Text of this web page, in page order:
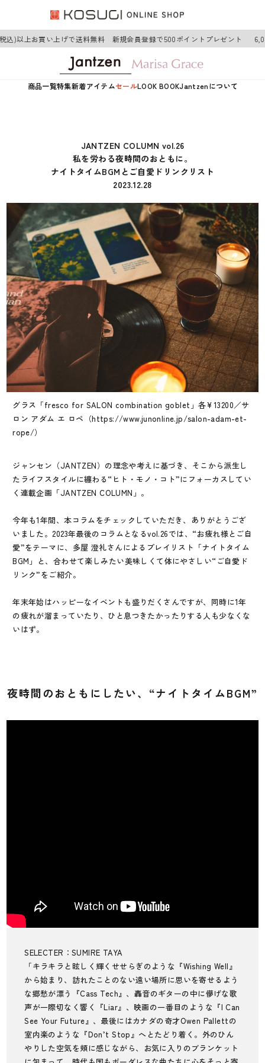
上お買い上げで送料無料 新規会員登録で500ポイントプレゼント 6,000
商品一覧特集新着アイテムセールLOOK BOOKJantzenについて
JANTZEN COLUMN vol.26
私を労わる夜時間のおともに。
ナイトタイムBGMとご自愛ドリンクリスト
2023.12.28
グラス「fresco for SALON combination goblet」各¥13200／サ
ロン アダム エ ロペ（https://www.junonline.jp/salon-adam-et-
rope/）
ジャンセン（JANTZEN）の理念や考えに基づき、そこから派生し
たライフスタイルに纏わる“ヒト・モノ・コト”にフォーカスしてい
く連載企画「JANTZEN COLUMN」。
今年も1年間、本コラムをチェックしていただき、ありがとうござ
いました。2023年最後のコラムとなるvol.26では、“お疲れ様とご自
愛”をテーマに、多屋 澄礼さんによるプレイリスト「ナイトタイム
BGM」と、合わせて楽しみたい美味しくて体にやさしい“ご自愛ド
リンク”をご紹介。
年末年始はハッピーなイベントも盛りだくさんですが、同時に1年
の疲れが溜まっていたり、ひと息つきたかったりする人も少なくな
いはず。
夜時間のおともにしたい、“ナイトタイムBGM”
SELECTER：SUMIRE TAYA
「キラキラと眩しく輝くせせらぎのような『Wishing Well』
から始まり、訪れたことのない遠い場所に思いを寄せるよう
な郷愁が漂う『Cass Tech』、轟音のギターの中に儚げな歌
声が一際切なく響く『Liar』、映画の一番目のような『I Can
See Your Future』、最後にはカナダの奇才Owen Pallettの
室内楽のような『Don’t Stop』へとたどり着く。外のひん
やりした空気を頬に感じながら、お気に入りのブランケット